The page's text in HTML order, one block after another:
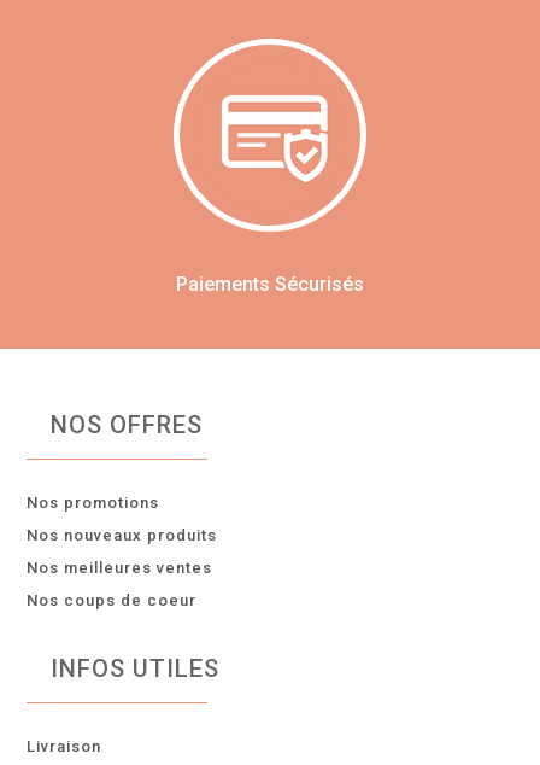
Paiements Sécurisés
NOS OFFRES
Nos promotions
Nos nouveaux produits
Nos meilleures ventes
Nos coups de coeur
INFOS UTILES
Livraison